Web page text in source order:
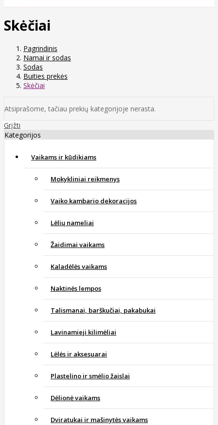
Skėčiai
Pagrindinis
Namai ir sodas
Sodas
Buities prekės
Skėčiai
Atsiprašome, tačiau prekių kategorijoje nerasta.
Grįžti
Kategorijos
Vaikams ir kūdikiams
Mokykliniai reikmenys
Vaiko kambario dekoracijos
Lėlių nameliai
Žaidimai vaikams
Kaladėlės vaikams
Naktinės lempos
Talismanai, barškučiai, pakabukai
Lavinamieji kilimėliai
Lėlės ir aksesuarai
Plastelino ir smėlio žaislai
Dėlionė vaikams
Dviratukai ir mašinytės vaikams